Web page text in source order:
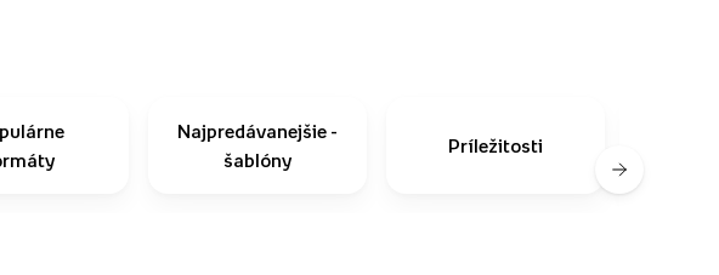
Najpredávanejšie -
šablóny
Príležitosti